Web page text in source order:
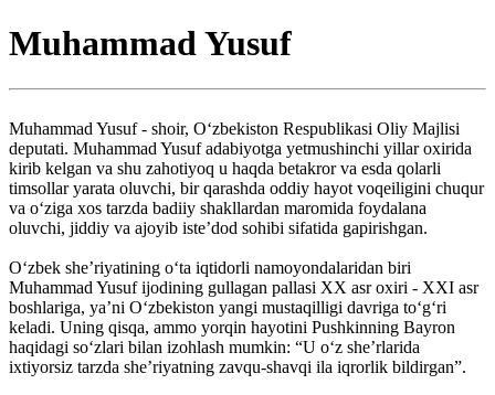
Muhammad Yusuf
Muhammad Yusuf - shoir, O‘zbekiston Respublikasi Oliy Majlisi
deputati. Muhammad Yusuf adabiyotga yetmushinchi yillar oxirida
kirib kelgan va shu zahotiyoq u haqda betakror va esda qolarli
timsollar yarata oluvchi, bir qarashdа oddiy hayot voqeiligini chuqur
va o‘ziga xos tarzda badiiy shakllardan maromida foydalana
oluvchi, jiddiy va ajoyib iste’dod sohibi sifatida gapirishgan.
O‘zbek she’riyatining o‘ta iqtidorli namoyondalaridan biri
Muhammad Yusuf ijodining gullagan pallasi XX asr oxiri - XXI asr
boshlariga, ya’ni O‘zbekiston yangi mustaqilligi davriga to‘g‘ri
keladi. Uning qisqa, ammo yorqin hayotini Pushkinning Bayron
haqidagi so‘zlari bilan izohlash mumkin: “U o‘z she’rlarida
ixtiyorsiz tarzda she’riyatning zavqu-shavqi ila iqrorlik bildirgan”.